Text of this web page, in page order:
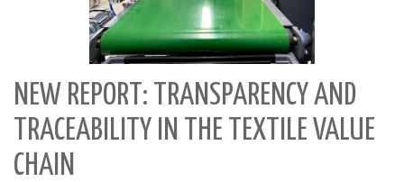
NEW REPORT: TRANSPARENCY AND
TRACEABILITY IN THE TEXTILE VALUE
CHAIN